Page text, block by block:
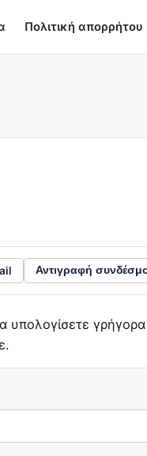
Πολιτική απορρήτου
Αντιγραφή
υπολογίσετε